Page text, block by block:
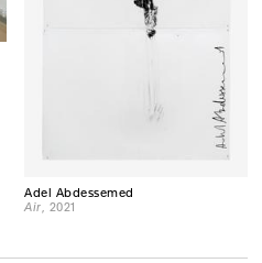
Adel Abdessemed
Air , 2021